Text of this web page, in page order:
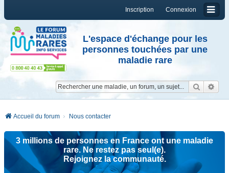
Connexion
Inscription
L'espace d'échange pour les
personnes touchées par une
maladie rare
Accueil du forum Nous contacter
3 millions de personnes en France ont une maladie
rare. Ne restez pas seul(e).
Rejoignez la communauté.